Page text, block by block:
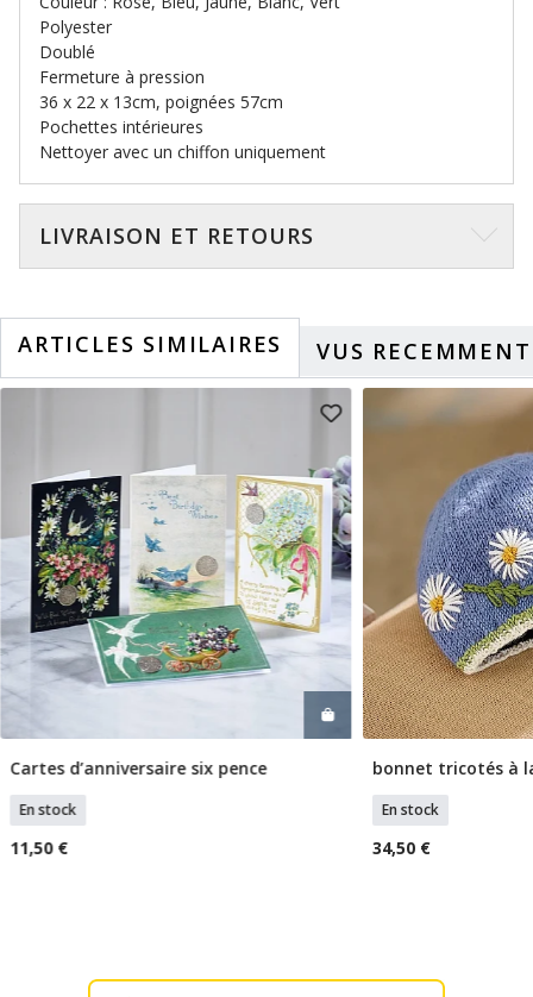
Polyester
Doublé
Fermeture à pression
36 x 22 x 13cm, poignées 57cm
Pochettes intérieures
Nettoyer avec un chiffon uniquement
LIVRAISON ET RETOURS
ARTICLES SIMILAIRES VUS RECEMMENT
Ajouter Au Panier
Cartes d’anniversaire six pence
En stock
11,50 €
Ajouter
bonnet tricotés à
En stock
34,50 €